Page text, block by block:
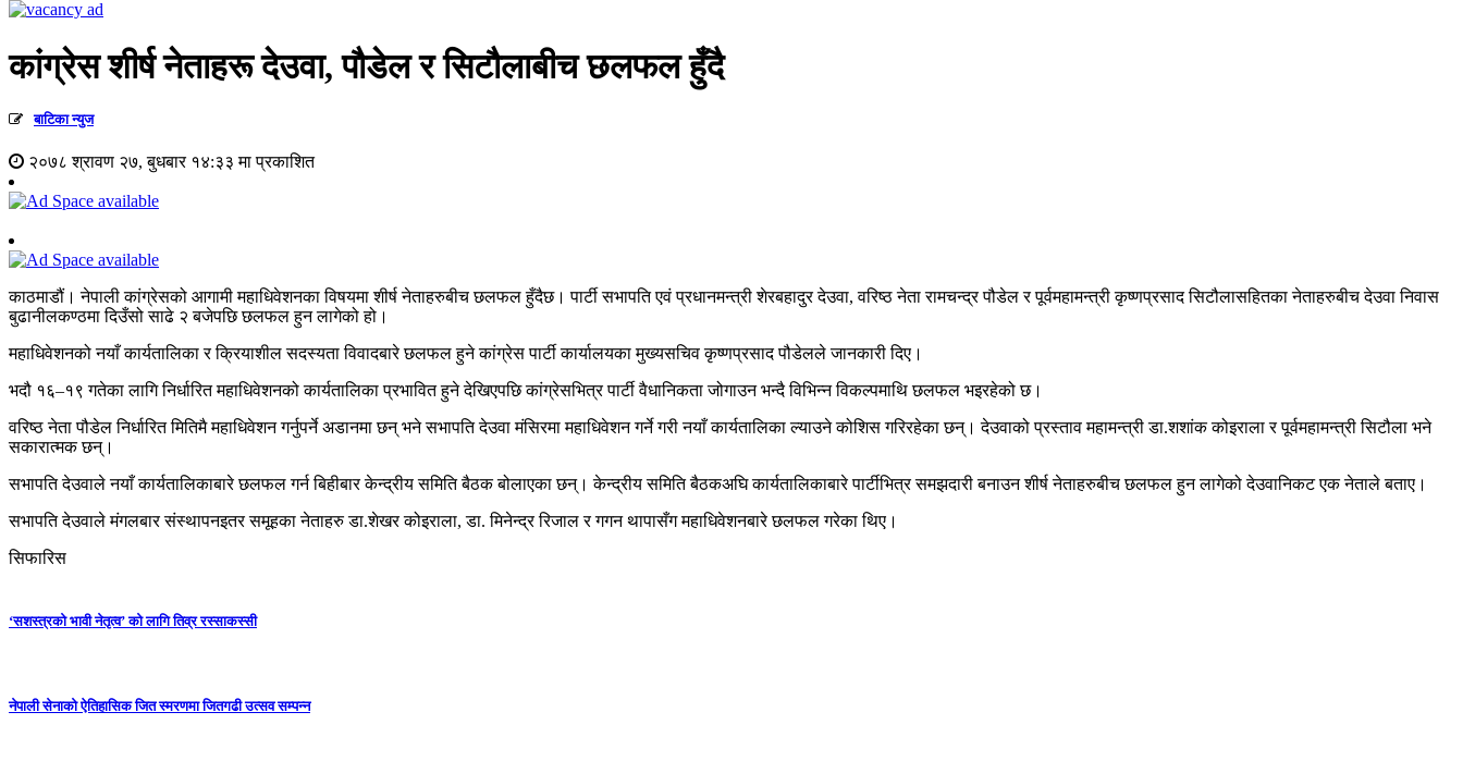
कांग्रेस शीर्ष नेताहरू देउवा, पौडेल र सिटौलाबीच छलफल हुँदै
बाटिका न्युज
२०७८ श्रावण २७, बुधबार १४:३३ मा प्रकाशित
काठमाडौं। नेपाली कांग्रेसको आगामी महाधिवेशनका विषयमा शीर्ष नेताहरुबीच छलफल हुँदैछ। पार्टी सभापति एवं प्रधानमन्त्री शेरबहादुर देउवा, वरिष्ठ नेता रामचन्द्र पौडेल र पूर्वमहामन्त्री कृष्णप्रसाद सिटौलासहितका नेताहरुबीच देउवा निवास
बुढानीलकण्ठमा दिउँसो साढे २ बजेपछि छलफल हुन लागेको हो।
महाधिवेशनको नयाँ कार्यतालिका र क्रियाशील सदस्यता विवादबारे छलफल हुने कांग्रेस पार्टी कार्यालयका मुख्यसचिव कृष्णप्रसाद पौडेलले जानकारी दिए।
भदौ १६–१९ गतेका लागि निर्धारित महाधिवेशनको कार्यतालिका प्रभावित हुने देखिएपछि कांग्रेसभित्र पार्टी वैधानिकता जोगाउन भन्दै विभिन्न विकल्पमाथि छलफल भइरहेको छ।
वरिष्ठ नेता पौडेल निर्धारित मितिमै महाधिवेशन गर्नुपर्ने अडानमा छन् भने सभापति देउवा मंसिरमा महाधिवेशन गर्ने गरी नयाँ कार्यतालिका ल्याउने कोशिस गरिरहेका छन्। देउवाको प्रस्ताव महामन्त्री डा.शशांक कोइराला र पूर्वमहामन्त्री सिटौला भने
सकारात्मक छन्।
सभापति देउवाले नयाँ कार्यतालिकाबारे छलफल गर्न बिहीबार केन्द्रीय समिति बैठक बोलाएका छन्। केन्द्रीय समिति बैठकअघि कार्यतालिकाबारे पार्टीभित्र समझदारी बनाउन शीर्ष नेताहरुबीच छलफल हुन लागेको देउवानिकट एक नेताले बताए।
सभापति देउवाले मंगलबार संस्थापनइतर समूहका नेताहरु डा.शेखर कोइराला, डा. मिनेन्द्र रिजाल र गगन थापासँग महाधिवेशनबारे छलफल गरेका थिए।
सिफारिस
‘सशस्त्रको भावी नेतृत्व’ को लागि तिव्र रस्साकस्सी
नेपाली सेनाको ऐतिहासिक जित स्मरणमा जितगढी उत्सव सम्पन्न